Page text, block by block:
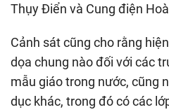
Thụy Điển và Cung điện
Cảnh sát cũng cho rằng
dọa chung nào đối với các
mẫu giáo trong nước, cũng
dục khác, trong đó có các